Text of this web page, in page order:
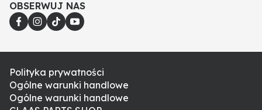
OBSERWUJ NAS
Polityka prywatności
Ogólne warunki handlowe
Ogólne warunki handlowe